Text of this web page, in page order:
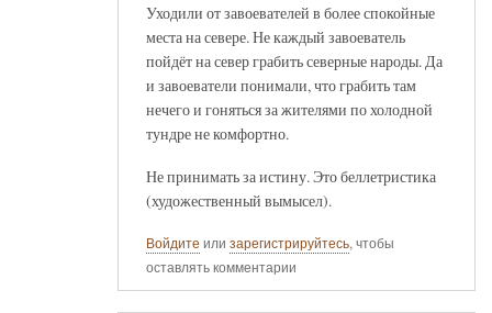
Уходили от завоевателей в более спокойные
места на севере. Не каждый завоеватель
пойдёт на север грабить северные народы. Да
и завоеватели понимали, что грабить там
нечего и гоняться за жителями по холодной
тундре не комфортно.
Не принимать за истину. Это беллетристика
(художественный вымысел).
Войдите или зарегистрируйтесь, чтобы
оставлять комментарии